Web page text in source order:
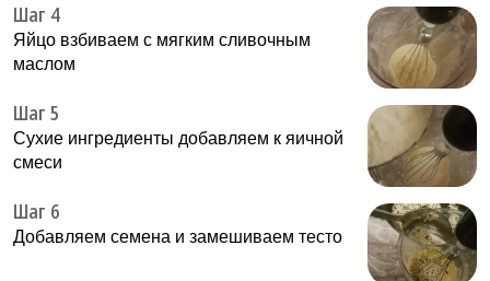
Шаг 4
Яйцо взбиваем с мягким сливочным
маслом
Шаг 5
Сухие ингредиенты добавляем к яичной
смеси
Шаг 6
Добавляем семена и замешиваем тесто